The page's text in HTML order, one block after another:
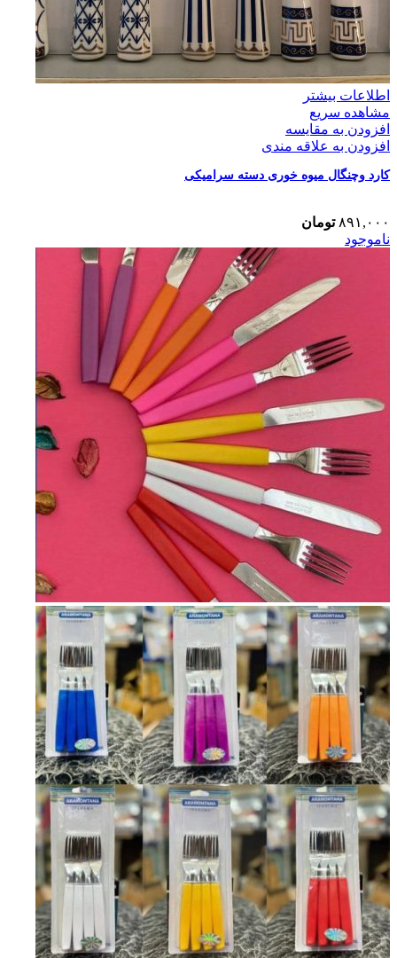
اطلاعات بیشتر
مشاهده سریع
افزودن به مقایسه
افزودن به علاقه مندی
کارد وچنگال میوه خوری دسته سرامیکی
۸۹۱,۰۰۰ تومان
ناموجود